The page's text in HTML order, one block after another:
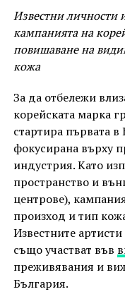
Известни личности
кампанията на
повишаване на
кожа
За да отбележи
корейската марка
стартира първата
фокусирана върху
индустрия. Като
пространство и
центрове),
произход и тип
Известните
също участват във
преживявания и
България.